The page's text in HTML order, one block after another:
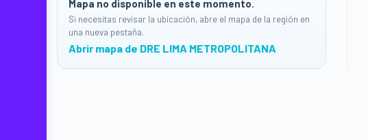
Mapa no disponible en este momento.
Si necesitas revisar la ubicación, abre el mapa de la región en
una nueva pestaña.
Abrir mapa de DRE LIMA METROPOLITANA